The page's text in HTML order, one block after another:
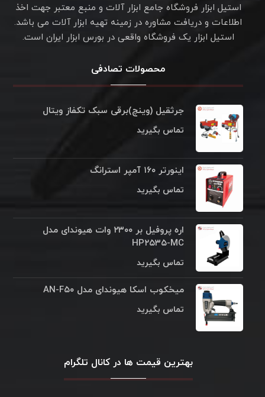
استیل ابزار فروشگاه جامع ابزار آلات و منبع معتبر جهت اخذ
اطلاعات و دریافت مشاوره در زمینه تهیه ابزار آلات می باشد.
استیل ابزار یک فروشگاه واقعی در بورس ابزار ایران است.
محصولات تصادفی
جرثقیل (وینچ)برقی سبک تکفاز ویتال
تماس بگیرید
اینورتر ۱۶۰ آمپر استرانگ
تماس بگیرید
اره پروفیل بر ۲۳۰۰ وات هیوندای مدل
HP۲۵۳۵-MC
تماس بگیرید
میخکوب اسکا هیوندای مدل AN-F۵۰
تماس بگیرید
بهترین قیمت ها در کانال تلگرام